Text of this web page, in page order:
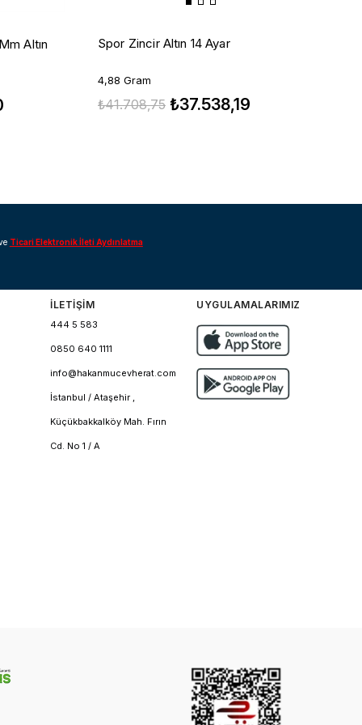
Altın Spor Zincir Altın 14 Ayar
4,88 Gram
₺37.538,19
₺41.708,75
Ticari Elektronik İleti Aydınlatma
İLETİŞİM
444 5 583
0850 640 1111
info@hakanmucevherat.com
İstanbul / Ataşehir ,
Küçükbakkalköy Mah. Fırın
Cd. No 1 / A
UYGULAMALARIMIZ